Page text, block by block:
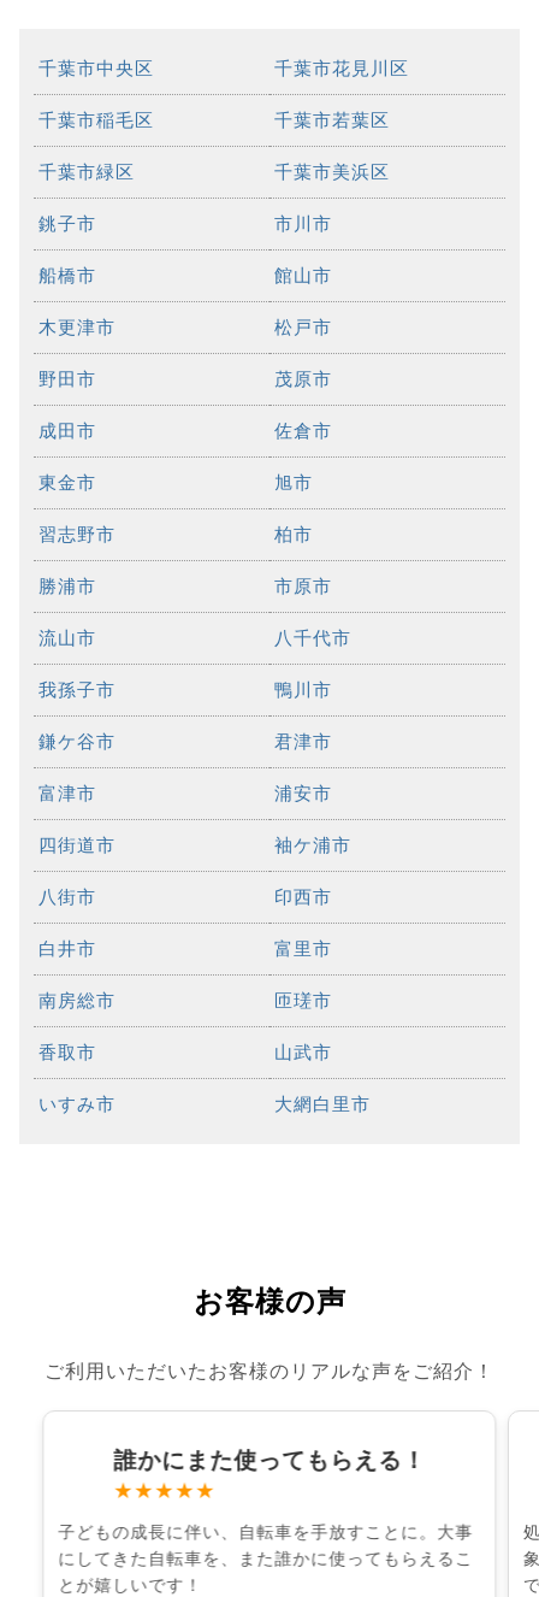
千葉市中央区 千葉市花見川区
千葉市稲毛区 千葉市若葉区
千葉市緑区 千葉市美浜区
銚子市 市川市
船橋市 館山市
木更津市 松戸市
野田市 茂原市
成田市 佐倉市
東金市 旭市
習志野市 柏市
勝浦市 市原市
流山市 八千代市
我孫子市 鴨川市
鎌ケ谷市 君津市
富津市 浦安市
四街道市 袖ケ浦市
八街市 印西市
白井市 富里市
南房総市 匝瑳市
香取市 山武市
いすみ市 大網白里市
お客様の声
ご利用いただいたお客様のリアルな声をご紹介！
誰かにまた使ってもらえる！
★★★★★
子どもの成長に伴い、自転車を手放すことに。大事
にしてきた自転車を、また誰かに使ってもらえるこ
とが嬉しいです！